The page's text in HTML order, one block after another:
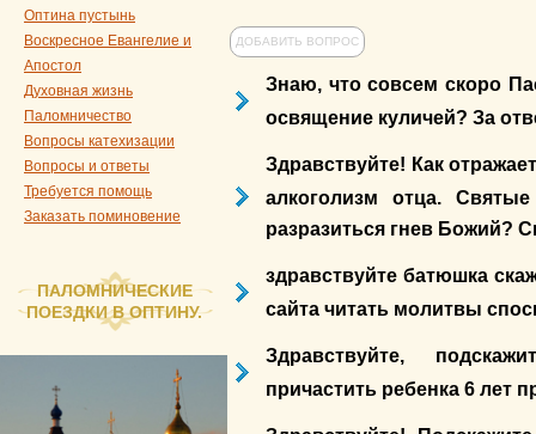
Оптина пустынь
Воскресное Евангелие и
Апостол
Духовная жизнь
Паломничество
Вопросы катехизации
Вопросы и ответы
Требуется помощь
Заказать поминовение
ПАЛОМНИЧЕСКИЕ
ПОЕЗДКИ В ОПТИНУ.
ДОБАВИТЬ ВОПРОС
Знаю, что совсем скоро
освящение куличей? За
Здравствуйте! Как
алкоголизм отца.
разразиться гнев Божий?
здравствуйте батюшка
сайта читать молитвы
Здравствуйте,
причастить ребенка 6